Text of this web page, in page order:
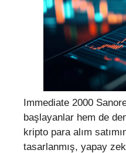
Immediate 2000
başlayanlar hem de
kripto para alım
tasarlanmış, yapay